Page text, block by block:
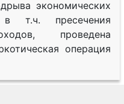
экономических
в т.ч. пресечения
проведена
операция